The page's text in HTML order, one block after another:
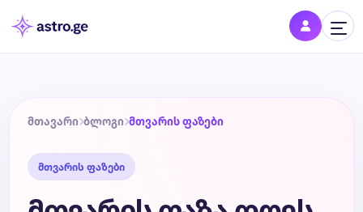
დღის ჰოროსკოპი
მთავარი ბლოგი მთვარის ფაზები
მთვარის ფაზები